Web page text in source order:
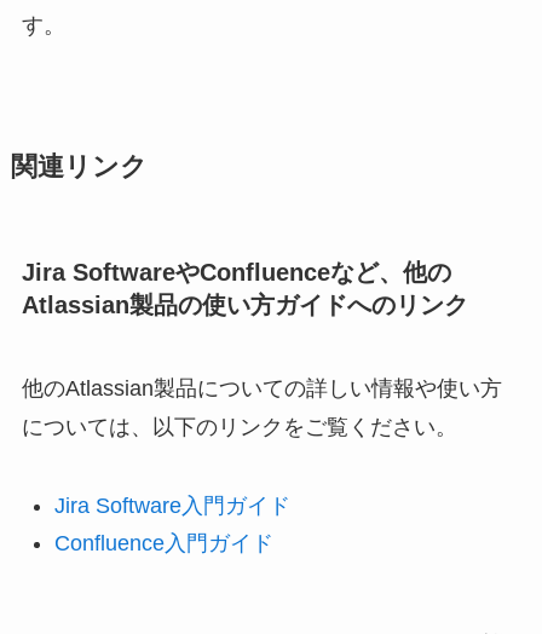
す。
関連リンク
Jira SoftwareやConfluenceなど、他の
Atlassian製品の使い方ガイドへのリンク
他のAtlassian製品についての詳しい情報や使い方
については、以下のリンクをご覧ください。
Jira Software入門ガイド
Confluence入門ガイド